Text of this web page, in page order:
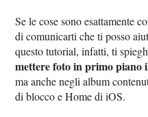
Se le cose sono esattamente
di comunicarti che ti posso
questo tutorial, infatti, ti
mettere foto in primo piano
ma anche negli album
di blocco e Home di iOS.